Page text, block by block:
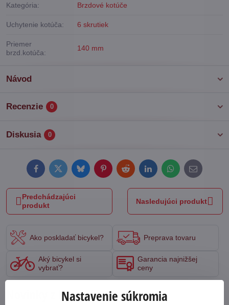
Kategória: Brzdové kotúče
Uchytenie kotúča: 6 skrutiek
Priemer
brzd.kotúča:
140 mm
Návod
Recenzie 0
Diskusia 0
Novinky z blogu
FacebookTwitterBlueskyPinterestRedditLinkedInWhatsApp
E-
mail
Predchádzajúci
produkt
Nasledujúci produkt
Ako poskladať bicykel? Preprava tovaru
Aký bicykel si
vybrať?
Garancia najnižšej
ceny
Nastavenie súkromia